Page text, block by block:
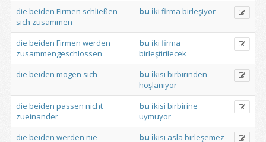
die beiden Firmen schließen
sich zusammen
bu iki firma birleşiyor
die beiden Firmen werden
zusammengeschlossen
bu iki firma
birleştirilecek
die beiden mögen sich bu ikisi birbirinden
hoşlanıyor
die beiden passen nicht
zueinander
bu ikisi birbirine
uymuyor
die beiden werden nie bu ikisi asla birleşemez